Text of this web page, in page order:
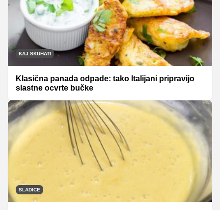
KAJ SKUHATI
Klasična panada odpade: tako Italijani pripravijo
slastne ocvrte bučke
SLADICE